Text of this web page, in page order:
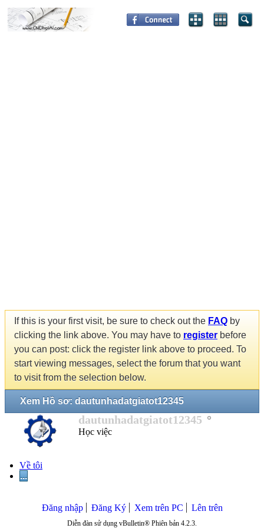
If this is your first visit, be sure to check out the FAQ by
clicking the link above. You may have to register before
you can post: click the register link above to proceed. To
start viewing messages, select the forum that you want
to visit from the selection below.
Xem Hồ sơ: dautunhadatgiatot12345
dautunhadatgiatot12345
Học việc
Về tôi
...
Đăng nhập Đăng Ký Xem trên PC Lên trên
Diễn đàn sử dụng vBulletin® Phiên bản 4.2.3.